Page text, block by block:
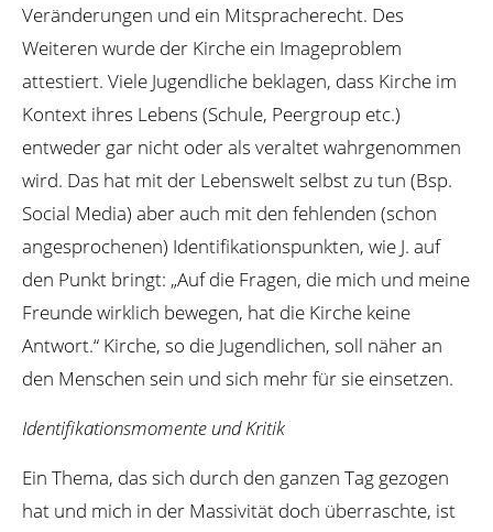
Veränderungen und ein Mitspracherecht. Des
Weiteren wurde der Kirche ein Imageproblem
attestiert. Viele Jugendliche beklagen, dass Kirche im
Kontext ihres Lebens (Schule, Peergroup etc.)
entweder gar nicht oder als veraltet wahrgenommen
wird. Das hat mit der Lebenswelt selbst zu tun (Bsp.
Social Media) aber auch mit den fehlenden (schon
angesprochenen) Identifikationspunkten, wie J. auf
den Punkt bringt: „Auf die Fragen, die mich und meine
Freunde wirklich bewegen, hat die Kirche keine
Antwort.“ Kirche, so die Jugendlichen, soll näher an
den Menschen sein und sich mehr für sie einsetzen.
Identifikationsmomente und Kritik
Ein Thema, das sich durch den ganzen Tag gezogen
hat und mich in der Massivität doch überraschte, ist